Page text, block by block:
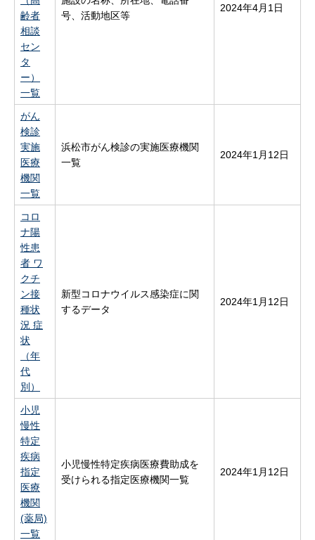
齢者
相談
セン
タ
ー）
一覧
号、活動地区等
2024年4月1日
がん
検診
実施
医療
機関
一覧
浜松市がん検診の実施医療機関
一覧
2024年1月12日
コロ
ナ陽
性患
者 ワ
クチ
ン接
種状
況 症
状
（年
代
別）
新型コロナウイルス感染症に関
するデータ
2024年1月12日
小児
慢性
特定
疾病
指定
医療
機関
(薬局)
一覧
小児慢性特定疾病医療費助成を
受けられる指定医療機関一覧
2024年1月12日